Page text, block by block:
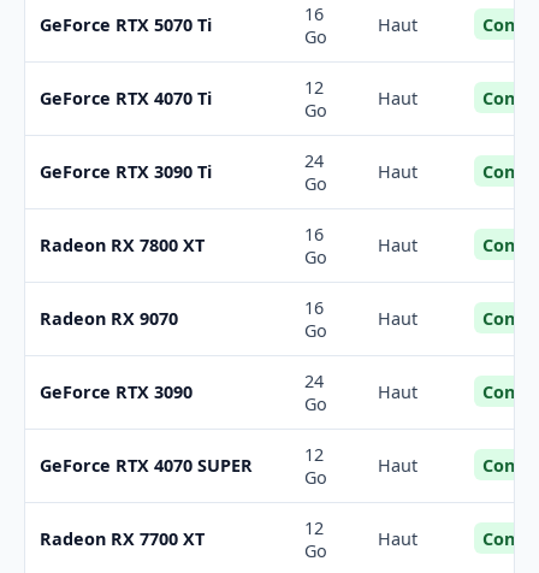
GeForce RTX 5070 Ti
16
Go
Haut
GeForce RTX 4070 Ti
12
Go
Haut
GeForce RTX 3090 Ti
24
Go
Haut
Radeon RX 7800 XT
16
Go
Haut
Radeon RX 9070
16
Go
Haut
GeForce RTX 3090
24
Go
Haut
GeForce RTX 4070 SUPER
12
Go
Haut
Radeon RX 7700 XT
12
Go
Haut